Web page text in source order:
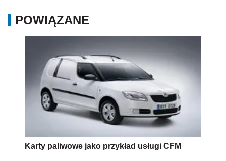
POWIĄZANE
Karty paliwowe jako przykład usługi CFM